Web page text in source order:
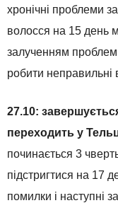
хронічні проблеми
волосся на 15 день
залученням проблем
робити неправильні
27.10:
переходить у
починається 3
підстригтися на 17
помилки і наступні